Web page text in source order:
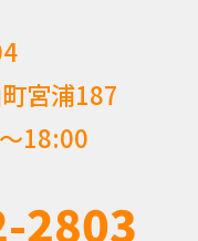
宮浦187
18:00
2803